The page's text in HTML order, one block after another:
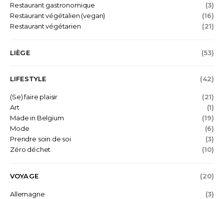
Restaurant gastronomique
(3)
Restaurant végétalien (vegan)
(16)
Restaurant végétarien
(21)
LIÈGE (53)
LIFESTYLE (42)
(Se) faire plaisir
(21)
Art
(1)
Made in Belgium
(19)
Mode
(6)
Prendre soin de soi
(3)
Zéro déchet
(10)
VOYAGE (20)
Allemagne
(3)